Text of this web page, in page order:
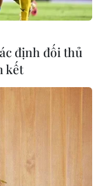
hàng
định đối thủ
kết